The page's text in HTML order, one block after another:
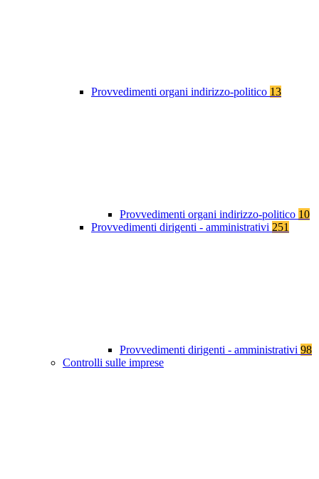
Provvedimenti organi indirizzo-politico 13
Provvedimenti organi indirizzo-politico 10
Provvedimenti dirigenti - amministrativi 251
Provvedimenti dirigenti - amministrativi 98
Controlli sulle imprese